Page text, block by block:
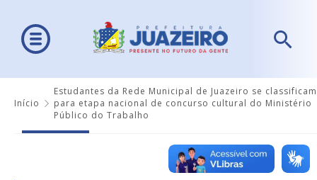
Início
Estudantes da Rede Municipal de Juazeiro se classificam
para etapa nacional de concurso cultural do Ministério
Público do Trabalho